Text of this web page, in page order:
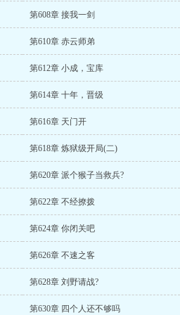
第608章 接我一剑
第610章 赤云师弟
第612章 小成，宝库
第614章 十年，晋级
第616章 天门开
第618章 炼狱级开局(二)
第620章 派个猴子当救兵?
第622章 不经撩拨
第624章 你闭关吧
第626章 不速之客
第628章 刘野请战?
第630章 四个人还不够吗